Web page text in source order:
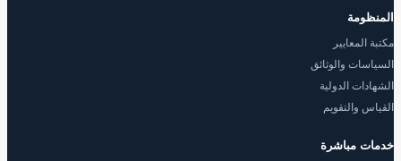
المنظومة
مكتبة المعايير
السياسات والوثائق
الشهادات الدولية
القياس والتقويم
خدمات مباشرة